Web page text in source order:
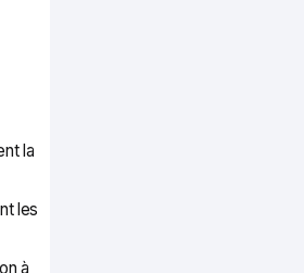
la
les
à